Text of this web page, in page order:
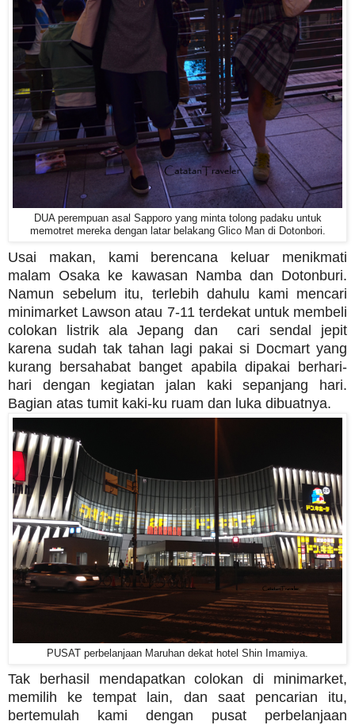
DUA perempuan asal Sapporo yang minta tolong padaku untuk
memotret mereka dengan latar belakang Glico Man di Dotonbori.
Usai makan, kami berencana keluar menikmati
malam Osaka ke kawasan Namba dan Dotonburi.
Namun sebelum itu, terlebih dahulu kami mencari
minimarket Lawson atau 7-11 terdekat untuk membeli
colokan listrik ala Jepang dan cari sendal jepit
karena sudah tak tahan lagi pakai si Docmart yang
kurang bersahabat banget apabila dipakai berhari-
hari dengan kegiatan jalan kaki sepanjang hari.
Bagian atas tumit kaki-ku ruam dan luka dibuatnya.
PUSAT perbelanjaan Maruhan dekat hotel Shin Imamiya.
Tak berhasil mendapatkan colokan di minimarket,
memilih ke tempat lain, dan saat pencarian itu,
bertemulah kami dengan pusat perbelanjaan